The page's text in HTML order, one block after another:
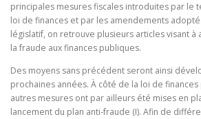
principales mesures fiscales introduites par le
loi de finances et par les amendements
législatif, on retrouve plusieurs articles visant à
la fraude aux finances publiques.
Des moyens sans précédent seront ainsi
prochaines années. À côté de la loi de finances
autres mesures ont par ailleurs été mises en
lancement du plan anti-fraude (I). Afin de